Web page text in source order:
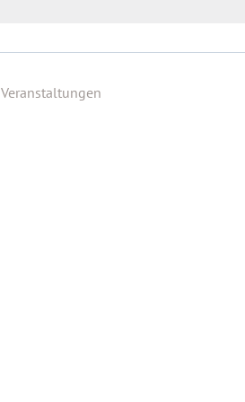
Veranstaltungen